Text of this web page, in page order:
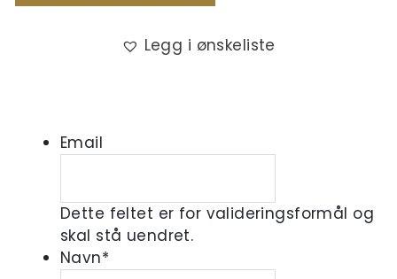
Legg i ønskeliste
Email
Dette feltet er for valideringsformål og
skal stå uendret.
Navn*